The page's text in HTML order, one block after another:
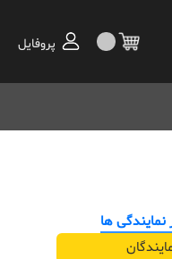
پروفایل
نمایندگی ها